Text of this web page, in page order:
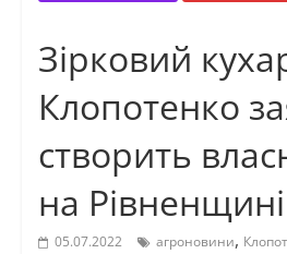
Зірковий
Клопотенко
створить
на Рівненщині
05.07.2022 агроновини,